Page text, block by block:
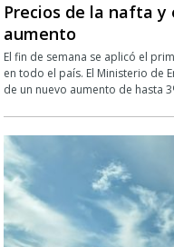
Precios de la nafta
aumento
El fin de semana se aplicó el
en todo el país. El Ministerio de
de un nuevo aumento de hasta